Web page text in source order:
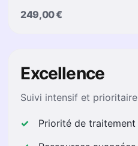
249,00 €
Excellence
Suivi intensif et prioritaire
Priorité de traitement